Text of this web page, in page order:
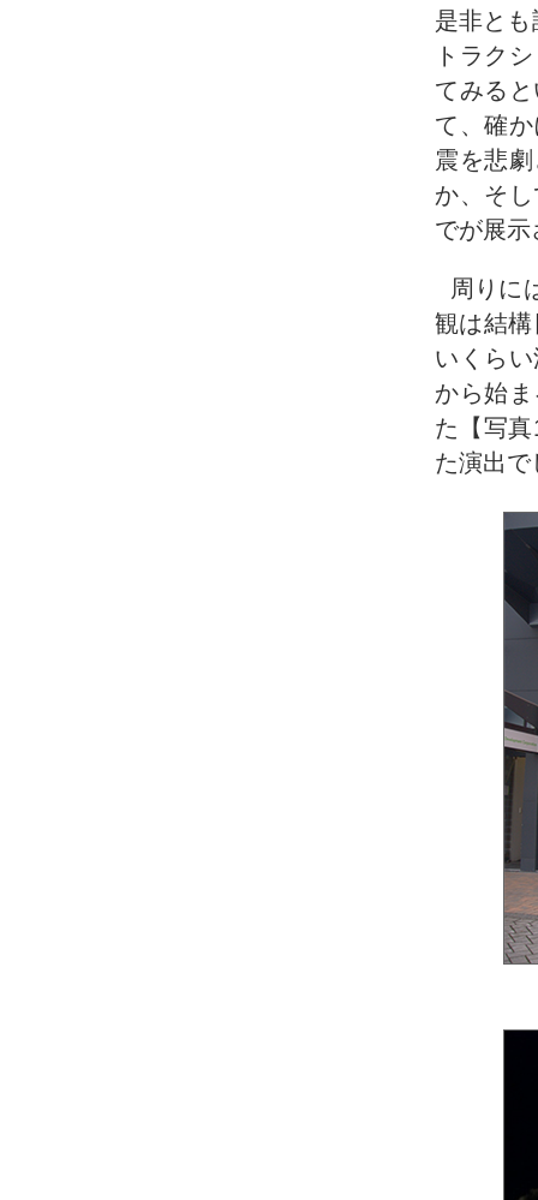
是非と
トラク
てみる
て、確
震を悲
か、そ
でが展
周りに
観は結
いくら
から始
た【写
た演出で